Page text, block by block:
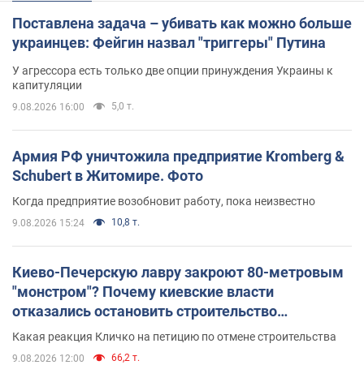
Поставлена задача – убивать как можно больше
украинцев: Фейгин назвал "триггеры" Путина
У агрессора есть только две опции принуждения Украины к
капитуляции
9.08.2026 16:00 5,0 т.
Армия РФ уничтожила предприятие Kromberg &
Schubert в Житомире. Фото
Когда предприятие возобновит работу, пока неизвестно
9.08.2026 15:24 10,8 т.
Киево-Печерскую лавру закроют 80-метровым
"монстром"? Почему киевские власти
отказались остановить строительство
небоскреба "московского верующего"
Какая реакция Кличко на петицию по отмене строительства
9.08.2026 12:00 66,2 т.